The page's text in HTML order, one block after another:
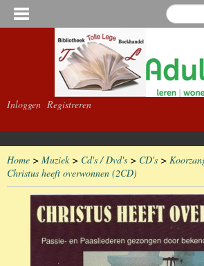
Inloggen Registreren
Home > Muziek> Cd's / Dvd's > CD's >
Christus heeft overwonnen (2CD)